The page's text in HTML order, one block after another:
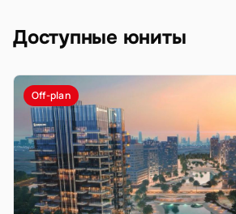
Доступные юниты
Off-plan